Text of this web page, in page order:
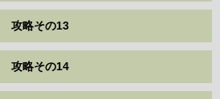
攻略その13
攻略その14